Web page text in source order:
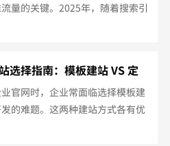
化维护成本降低只需维护一个网
同步所有终端二、银川响应式网
量的关键。2025年，随着搜索引
新，SEO策略也需要与时俱进。
长尾关键词（如"银川网站建设公
对手关键词每月更新关键词库关
页聚焦核心关键词栏目页布局次
...
选择指南：模板建站 VS 定
比
官网时，企业常面临选择模板建
的难题。这两种建站方式各有优
发展阶段的企业需求。以下是2025